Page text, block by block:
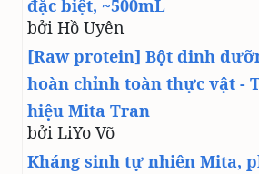
đặc biệt, ~500mL
bởi Hồ Uyên
[Raw protein] Bột dinh
hoàn chỉnh toàn thực vật -
hiệu Mita Tran
bởi LiYo Võ
Kháng sinh tự nhiên Mita,